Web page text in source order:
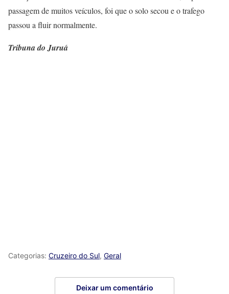
passagem de muitos veículos, foi que o solo secou e o trafego
passou a fluir normalmente.
Tribuna do Juruá
Categorias: Cruzeiro do Sul, Geral
Deixar um comentário